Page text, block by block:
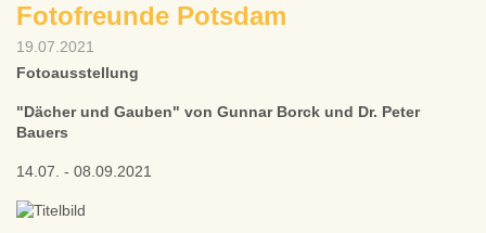
Fotofreunde Potsdam
19.07.2021
Fotoausstellung
"Dächer und Gauben" von Gunnar Borck und Dr. Peter
Bauers
14.07. - 08.09.2021